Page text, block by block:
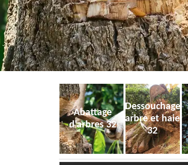
Abattage
d'arbres 32
Dessouchage
arbre et haie
32